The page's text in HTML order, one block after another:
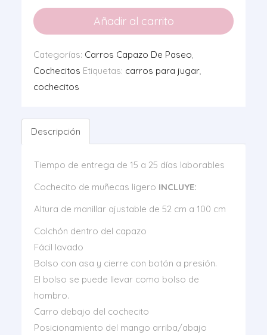
Luxe
Rosa
Luxe
Verde
Añadir al carrito
Categorías: Carros Capazo De Paseo,
Cochecitos Etiquetas: carros para jugar,
cochecitos
Descripción
Tiempo de entrega de 15 a 25 días laborables
Cochecito de muñecas ligero INCLUYE:
Altura de manillar ajustable de 52 cm a 100 cm
Colchón dentro del capazo
Fácil lavado
Bolso con asa y cierre con botón a presión.
El bolso se puede llevar como bolso de
hombro.
Carro debajo del cochecito
Posicionamiento del mango arriba/abajo